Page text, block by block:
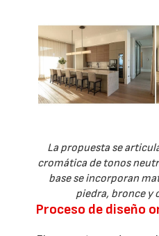
La propuesta se
cromática de tonos
base se incorporan
piedra, bronce y
Proceso de diseño